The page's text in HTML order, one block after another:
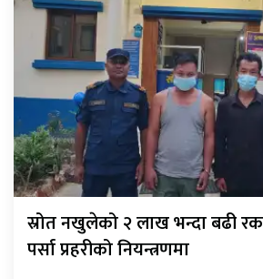
स्रोत नखुलेको २ लाख भन्दा बढी
पर्सा प्रहरीको नियन्त्रणमा